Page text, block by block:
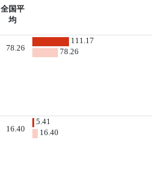
全国平
均
78.26
111.17
78.26
16.40
5.41
16.40